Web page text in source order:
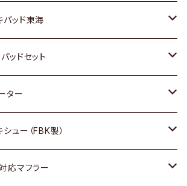
ッド東海
ッドセット
ター
ュー（FBK製）
応マフラー